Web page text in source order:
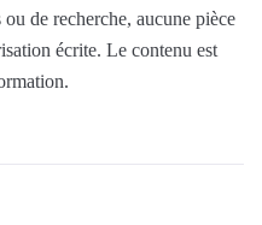
de recherche, aucune pièce
écrite. Le contenu est